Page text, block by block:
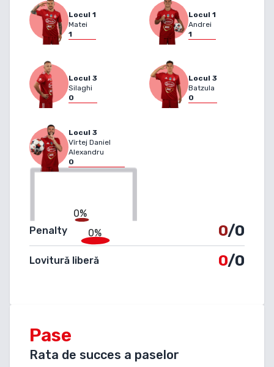
Locul 1
Matei
1
Locul 1
Andrei
1
Locul 3
Silaghi
0
Locul 3
Batzula
0
Locul 3
Vîrtej Daniel
Alexandru
0
0%
0%
Penalty 0/0
Lovitură liberă 0/0
Pase
Rata de succes a paselor